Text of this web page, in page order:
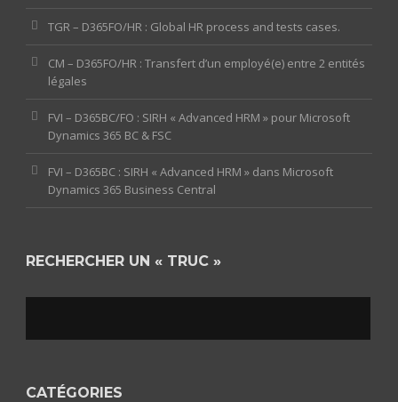
TGR – D365FO/HR : Global HR process and tests cases.
CM – D365FO/HR : Transfert d’un employé(e) entre 2 entités
légales
FVI – D365BC/FO : SIRH « Advanced HRM » pour Microsoft
Dynamics 365 BC & FSC
FVI – D365BC : SIRH « Advanced HRM » dans Microsoft
Dynamics 365 Business Central
RECHERCHER UN « TRUC »
CATÉGORIES